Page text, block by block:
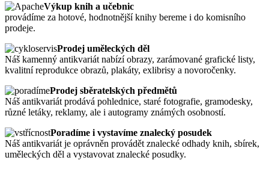
Výkup knih a učebnic
provádíme za hotové, hodnotnější knihy bereme i do komisního
prodeje.
Prodej uměleckých děl
Náš kamenný antikvariát nabízí obrazy, zarámované grafické listy,
kvalitní reprodukce obrazů, plakáty, exlibrisy a novoročenky.
Prodej sběratelských předmětů
Náš antikvariát prodává pohlednice, staré fotografie, gramodesky,
různé letáky, reklamy, ale i autogramy známých osobností.
Poradíme i vystavíme znalecký posudek
Náš antikvariát je oprávněn provádět znalecké odhady knih, sbírek,
uměleckých děl a vystavovat znalecké posudky.